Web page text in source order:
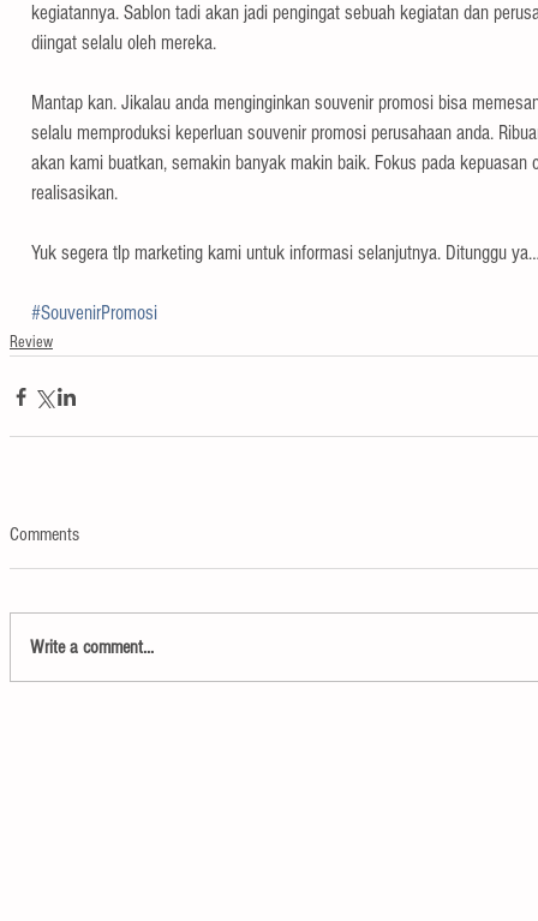
kegiatannya. Sablon tadi akan jadi pengingat sebuah kegiatan dan
diingat selalu oleh mereka.
Mantap kan. Jikalau anda menginginkan souvenir promosi bisa
selalu memproduksi keperluan souvenir promosi perusahaan anda.
akan kami buatkan, semakin banyak makin baik. Fokus pada
realisasikan.
Yuk segera tlp marketing kami untuk informasi selanjutnya. Ditunggu
#SouvenirPromosi
Review
Comments
Write a comment...